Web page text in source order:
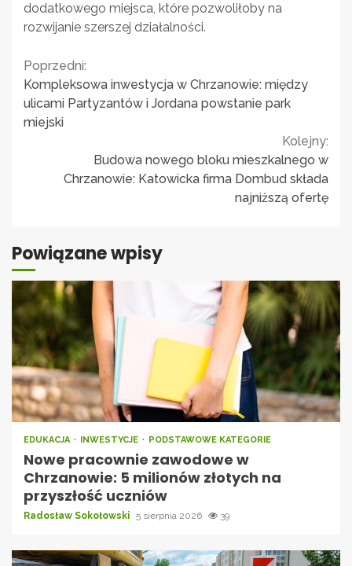
dodatkowego miejsca, które pozwoliłoby na
rozwijanie szerszej działalności.
Continue
Reading
Poprzedni:
Kompleksowa inwestycja w Chrzanowie: między
ulicami Partyzantów i Jordana powstanie park
miejski
Kolejny:
Budowa nowego bloku mieszkalnego w
Chrzanowie: Katowicka firma Dombud składa
najniższą ofertę
Powiązane wpisy
EDUKACJA INWESTYCJE PODSTAWOWE KATEGORIE
Nowe pracownie zawodowe w
Chrzanowie: 5 milionów złotych na
przyszłość uczniów
Radosław Sokołowski 5 sierpnia 2026 39